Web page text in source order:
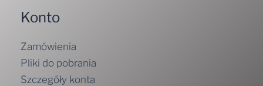
Konto
Zamówienia
Pliki do pobrania
Szczegóły konta